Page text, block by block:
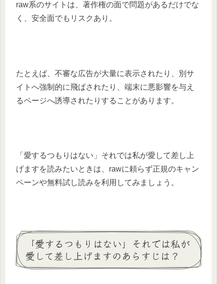
raw系のサイトは、著作権の面で問題があるだけでな
く、安全面でもリスクあり。
たとえば、不審な広告が大量に表示されたり、別サ
イトへ強制的に飛ばされたり、端末に悪影響を与え
るページへ誘導されたりすることがあります。
「愛するつもりはない」それでは私が愛して差し上
げますを読みたいときは、rawに頼らず正規のキャン
ペーンや無料試し読みを利用してみましょう。
「愛するつもりはない」それでは私が
愛して差し上げますのあらすじは？